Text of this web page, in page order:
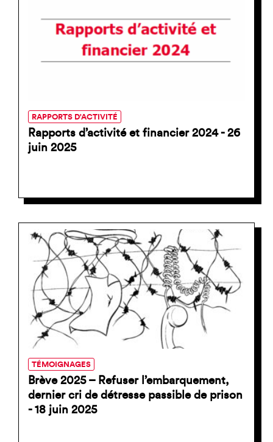
RAPPORTS D'ACTIVITÉ
Rapports d’activité et financier 2024 - 26
juin 2025
TÉMOIGNAGES
Brève 2025 – Refuser l’embarquement,
dernier cri de détresse passible de prison
- 18 juin 2025